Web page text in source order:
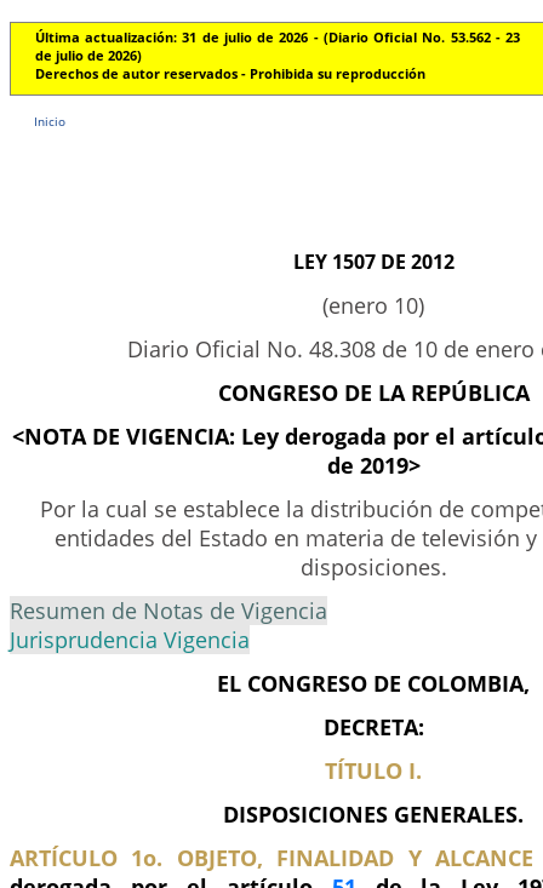
Última actualización: 31 de julio de 2026 - (Diario Oficial No. 53.562 - 23
de julio de 2026)
Derechos de autor reservados - Prohibida su reproducción
Inicio
LEY 1507 DE 2012
(enero 10)
Diario Oficial No. 48.308 de 10 de enero
CONGRESO DE LA REPÚBLICA
<NOTA DE VIGENCIA: Ley derogada por el
de 2019>
Por la cual se establece la distribución de
entidades del Estado en materia de televisión
disposiciones.
Resumen de Notas de Vigencia
Jurisprudencia Vigencia
EL CONGRESO DE COLOMBIA,
DECRETA:
TÍTULO I.
DISPOSICIONES GENERALES.
ARTÍCULO 1o. OBJETO, FINALIDAD Y